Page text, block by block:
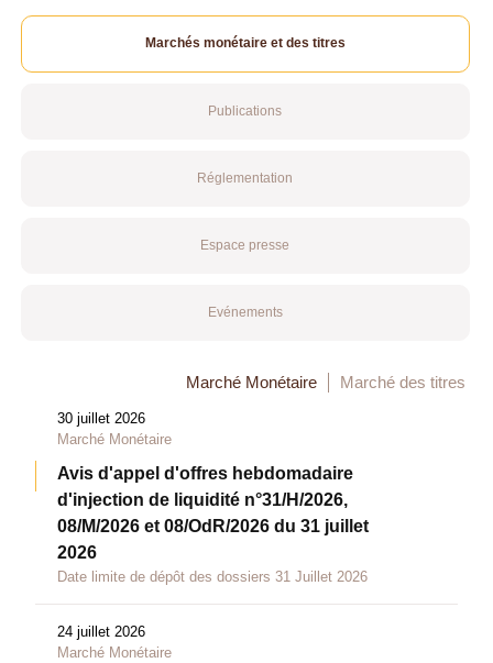
Marchés monétaire et des titres
Publications
Réglementation
Espace presse
Evénements
Marché Monétaire Marché des titres
30 juillet 2026
Marché Monétaire
Avis d'appel d'offres hebdomadaire
d'injection de liquidité n°31/H/2026,
08/M/2026 et 08/OdR/2026 du 31 juillet
2026
Date limite de dépôt des dossiers 31 Juillet 2026
24 juillet 2026
Marché Monétaire